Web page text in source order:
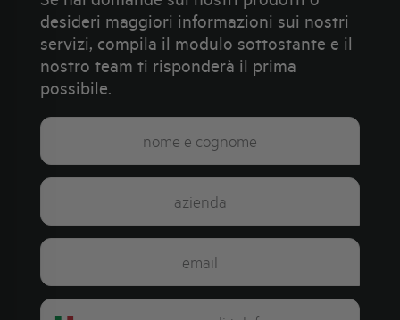
desideri maggiori informazioni sui nostri
servizi, compila il modulo sottostante e il
nostro team ti risponderà il prima
possibile.